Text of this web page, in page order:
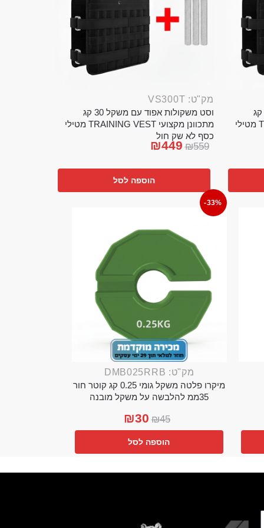
וסט משקולות אפוד עם משקל 20 קג
מתכוונן מקצועי TRAINING VEST מטילי
מק"ט: VS300T
וסט משקולות אפוד עם משקל 30 קג
מתכוונן מקצועי TRAINING VEST מטילי
כסף לא שק חול
₪559
₪449
הוספה לסל
-33%
מק"ט: DMB025RRB
מיקרו פלטה משקל גומי 0.25 קג קוטר חור
35ממ להלבשה על משקל מובנה
₪45
₪30
הוספה לסל